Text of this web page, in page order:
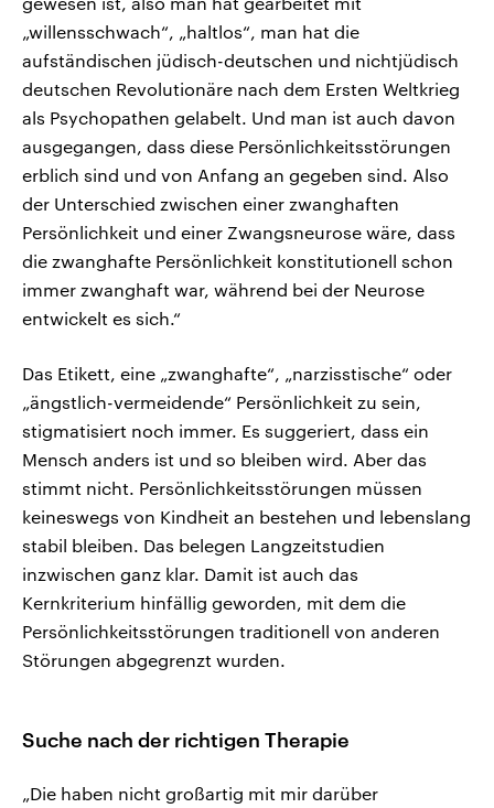
„willensschwach“, „haltlos“, man hat die
aufständischen jüdisch-deutschen und nichtjüdisch
deutschen Revolutionäre nach dem Ersten Weltkrieg
als Psychopathen gelabelt. Und man ist auch davon
ausgegangen, dass diese Persönlichkeitsstörungen
erblich sind und von Anfang an gegeben sind. Also
der Unterschied zwischen einer zwanghaften
Persönlichkeit und einer Zwangsneurose wäre, dass
die zwanghafte Persönlichkeit konstitutionell schon
immer zwanghaft war, während bei der Neurose
entwickelt es sich.“
Das Etikett, eine „zwanghafte“, „narzisstische“ oder
„ängstlich-vermeidende“ Persönlichkeit zu sein,
stigmatisiert noch immer. Es suggeriert, dass ein
Mensch anders ist und so bleiben wird. Aber das
stimmt nicht. Persönlichkeitsstörungen müssen
keineswegs von Kindheit an bestehen und lebenslang
stabil bleiben. Das belegen Langzeitstudien
inzwischen ganz klar. Damit ist auch das
Kernkriterium hinfällig geworden, mit dem die
Persönlichkeitsstörungen traditionell von anderen
Störungen abgegrenzt wurden.
Suche nach der richtigen Therapie
„Die haben nicht großartig mit mir darüber